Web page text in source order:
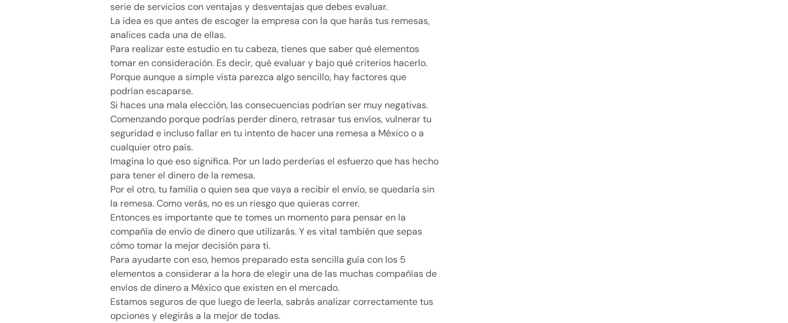
serie de servicios con ventajas y desventajas que debes evaluar.
La idea es que antes de escoger la empresa con la que harás tus remesas,
analices cada una de ellas.
Para realizar este estudio en tu cabeza, tienes que saber qué elementos
tomar en consideración. Es decir, qué evaluar y bajo qué criterios hacerlo.
Porque aunque a simple vista parezca algo sencillo, hay factores que
podrían escaparse.
Si haces una mala elección, las consecuencias podrían ser muy negativas.
Comenzando porque podrías perder dinero, retrasar tus envíos, vulnerar tu
seguridad e incluso fallar en tu intento de hacer una remesa a México o a
cualquier otro país.
Imagina lo que eso significa. Por un lado perderías el esfuerzo que has hecho
para tener el dinero de la remesa.
Por el otro, tu familia o quien sea que vaya a recibir el envío, se quedaría sin
la remesa. Como verás, no es un riesgo que quieras correr.
Entonces es importante que te tomes un momento para pensar en la
compañía de envío de dinero que utilizarás. Y es vital también que sepas
cómo tomar la mejor decisión para ti.
Para ayudarte con eso, hemos preparado esta sencilla guía con los 5
elementos a considerar a la hora de elegir una de las muchas compañías de
envíos de dinero a México que existen en el mercado.
Estamos seguros de que luego de leerla, sabrás analizar correctamente tus
opciones y elegirás a la mejor de todas.